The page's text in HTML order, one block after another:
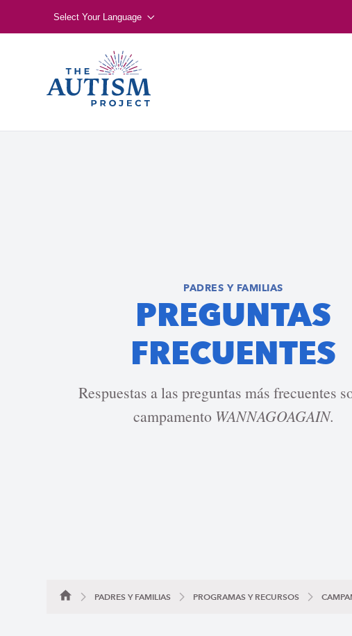
Select Your Language
PADRES Y FAMILIAS
PREGUNTAS
FRECUENTES
Respuestas a las preguntas más frecuentes
campamentoWANNAGOAGAIN.
PADRES Y FAMILIAS PROGRAMAS Y RECURSOS